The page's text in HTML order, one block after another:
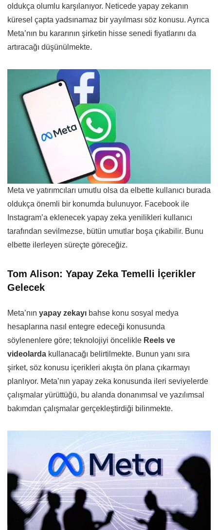
oldukça olumlu karşılanıyor. Neticede yapay zekanın
küresel çapta yadsınamaz bir yayılması söz konusu. Ayrıca
Meta’nın bu kararının şirketin hisse senedi fiyatlarını da
artıracağı düşünülmekte.
Meta ve yatırımcıları umutlu olsa da elbette kullanıcı burada
oldukça önemli bir konumda bulunuyor. Facebook ile
Instagram’a eklenecek yapay zeka yenilikleri kullanıcı
tarafından sevilmezse, bütün umutlar boşa çıkabilir. Bunu
elbette ilerleyen süreçte göreceğiz.
Tom Alison: Yapay Zeka Temelli İçerikler
Gelecek
Meta’nın yapay zekayı bahse konu sosyal medya
hesaplarına nasıl entegre edeceği konusunda
söylenenlere göre; teknolojiyi öncelikle Reels ve
videolarda kullanacağı belirtilmekte. Bunun yanı sıra
şirket, söz konusu içerikleri akışta ön plana çıkarmayı
planlıyor. Meta’nın yapay zeka konusunda ileri seviyelerde
çalışmalar yürüttüğü, bu alanda donanımsal ve yazılımsal
bakımdan çalışmalar gerçekleştirdiği bilinmekte.